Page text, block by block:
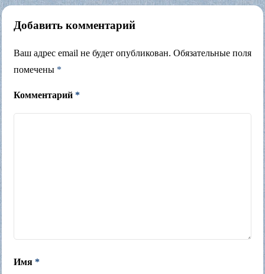
Добавить комментарий
Ваш адрес email не будет опубликован. Обязательные поля
помечены *
Комментарий *
Имя *